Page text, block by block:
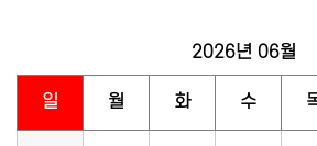
2026년 06월
일 월 화 수